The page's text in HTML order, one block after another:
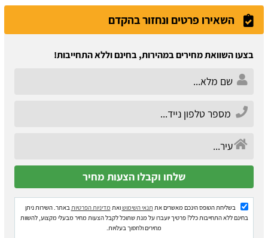
השאירו פרטים ונחזור בהקדם
בצעו השוואת מחירים במהירות, בחינם וללא התחייבות!
בשליחת הטופס הינכם מאשרים את תנאי השימושואת מדיניות הפרטיות באתר. השירות ניתן
בחינם ללא התחייבות כלל! פרטיך יועברו על מנת שתוכל לקבל הצעות מחיר מבעלי מקצוע, להשוות
מחירים ולחסוך בעלויות.